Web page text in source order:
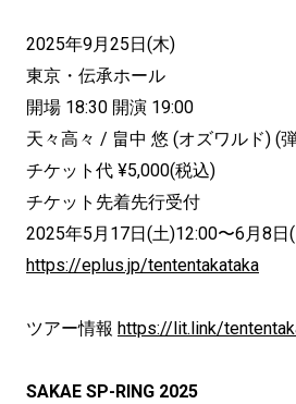
2025年9月25日(木)
東京・伝承ホール
開場 18:30 開演 19:00
天々高々 / 畠中 悠 (オズワルド) (
チケット代 ¥5,000(税込)
チケット先着先行受付
2025年5月17日(土)12:00〜6月8日
https://eplus.jp/tententakataka
ツアー情報 https://lit.link/
SAKAE SP-RING 2025